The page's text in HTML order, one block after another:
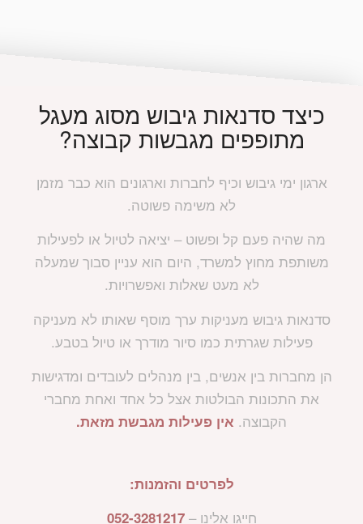
כיצד סדנאות גיבוש מסוג מעגל
מתופפים מגבשות קבוצה?
ארגון ימי גיבוש וכיף לחברות וארגונים הוא כבר מזמן
לא משימה פשוטה.
מה שהיה פעם קל ופשוט – יציאה לטיול או לפעילות
משותפת מחוץ למשרד, היום הוא עניין סבוך שמעלה
לא מעט שאלות ואפשרויות.
סדנאות גיבוש מעניקות ערך מוסף שאותו לא מעניקה
פעילות שגרתית כמו סיור מודרך או טיול בטבע.
הן מחברות בין אנשים, בין מנהלים לעובדים ומדגישות
את התכונות הבולטות אצל כל אחד ואחת מחברי
הקבוצה. אין פעילות מגבשת מזאת.
לפרטים והזמנות:
חייגו אלינו –052-3281217